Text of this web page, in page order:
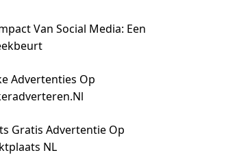
Van Social Media: Een
Advertenties Op
Gratis Advertentie Op
NL